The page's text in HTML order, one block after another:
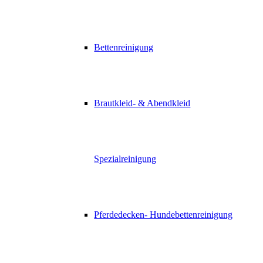
Bettenreinigung
Brautkleid- & Abendkleid
Spezialreinigung
Pferdedecken- Hundebettenreinigung